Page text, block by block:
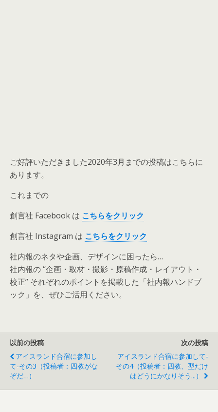
ご好評いただきました2020年3月までの投稿はこちらに
あります。
これまでの
創言社 Facebook は こちらをクリック
創言社 Instagram は こちらをクリック
社内報のネタや企画、デザインに困ったら…
社内報の “企画・取材・撮影・原稿作成・レイアウト・
校正” それぞれのポイントを掲載した「社内報ハンドブ
ック」を、ぜひご活用ください。
以前の投稿
アイスランド合宿に参加し
て-その3（投稿者：四教がな
ぞだ…）
次の投稿
アイスランド合宿に参加して-
その4（投稿者：四教、型だけ
はどうにかなりそう...）